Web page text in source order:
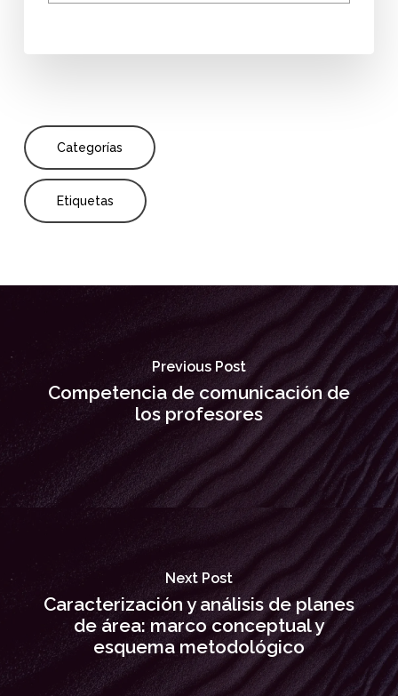
Categorías
Etiquetas
Previous Post
Competencia de comunicación de
los profesores
Next Post
Caracterización y análisis de planes
de área: marco conceptual y
esquema metodológico